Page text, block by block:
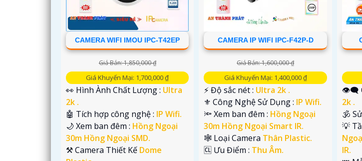
CAMERA WIFI IMOU IPC-T42EP
Giá Bán: 1,850,000 ₫
Giá Khuyến Mại: 1,700,000 ₫
👀 Hình Ành Chất Lượng : Ultra
2k .
🤖️ Tích hợp công nghệ : IP Wifi.
🌙 Xem ban đêm : Hồng Ngoại
30m Hồng Ngoại SMD.
⚒ Camera Thiết Kế Dome
CAMERA IP WIFI IPC-F42P-D
Giá Bán: 1,600,000 ₫
Giá Khuyến Mại: 1,400,000 ₫
️⚡ Độ sắc nét : Ultra 2k .
⚜️ Công Nghệ Sử Dụng : IP Wifi.
🔦 Xem ban đêm : Hồng Ngoại
30m Hồng Ngoại Smart IR.
🕸️ Loại Camera Thân Plastic.
️🆑 Ưu Điểm : Thu Âm.
👁️‍🗨
2k .
🕉️
💡
IR.